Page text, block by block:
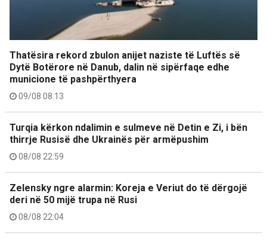
Thatësira rekord zbulon anijet naziste të Luftës së
Dytë Botërore në Danub, dalin në sipërfaqe edhe
municione të pashpërthyera
09/08 08:13
Turqia kërkon ndalimin e sulmeve në Detin e Zi, i bën
thirrje Rusisë dhe Ukrainës për armëpushim
08/08 22:59
Zelensky ngre alarmin: Koreja e Veriut do të dërgojë
deri në 50 mijë trupa në Rusi
08/08 22:04